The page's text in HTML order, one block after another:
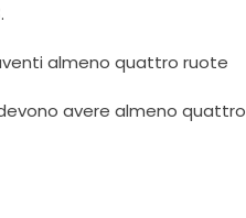
.
almeno quattro ruote
avere almeno quattro